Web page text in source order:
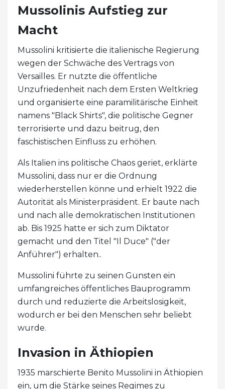
Mussolinis Aufstieg zur
Macht
Mussolini kritisierte die italienische Regierung
wegen der Schwäche des Vertrags von
Versailles. Er nutzte die öffentliche
Unzufriedenheit nach dem Ersten Weltkrieg
und organisierte eine paramilitärische Einheit
namens "Black Shirts", die politische Gegner
terrorisierte und dazu beitrug, den
faschistischen Einfluss zu erhöhen.
Als Italien ins politische Chaos geriet, erklärte
Mussolini, dass nur er die Ordnung
wiederherstellen könne und erhielt 1922 die
Autorität als Ministerpräsident. Er baute nach
und nach alle demokratischen Institutionen
ab. Bis 1925 hatte er sich zum Diktator
gemacht und den Titel "Il Duce" ("der
Anführer") erhalten..
Mussolini führte zu seinen Gunsten ein
umfangreiches öffentliches Bauprogramm
durch und reduzierte die Arbeitslosigkeit,
wodurch er bei den Menschen sehr beliebt
wurde.
Invasion in Äthiopien
1935 marschierte Benito Mussolini in Äthiopien
ein, um die Stärke seines Regimes zu